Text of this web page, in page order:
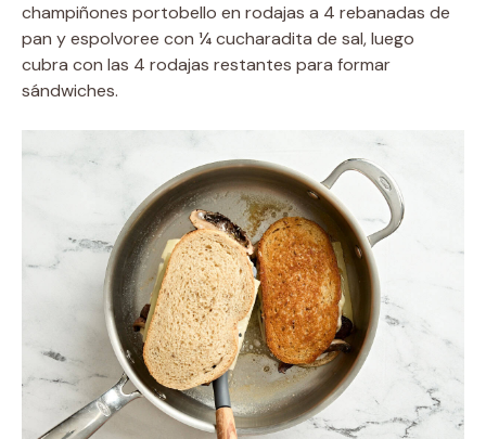
champiñones portobello en rodajas a 4 rebanadas de
pan y espolvoree con ¼ cucharadita de sal, luego
cubra con las 4 rodajas restantes para formar
sándwiches.